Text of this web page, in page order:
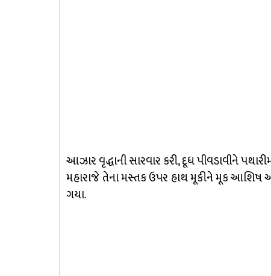
આઝાર વૃદ્ધાની સારવાર કરી, દૂધ પીવડાવીને
મહારાજે તેના મસ્તક ઉપર હાથ મૂકીને મૂક આશિષ
ગયા.